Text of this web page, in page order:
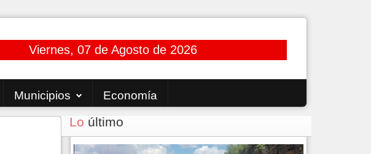
Viernes, 07 de Agosto de 2026
Municipios Economía
Lo último